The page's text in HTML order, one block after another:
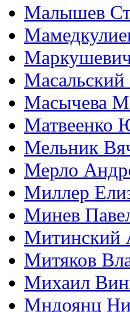
Малышев
Масычева
Матвеенко
Мельник
Мерло
Миллер
Минев
Митинский
Митяков
Михаил
Мндоянц